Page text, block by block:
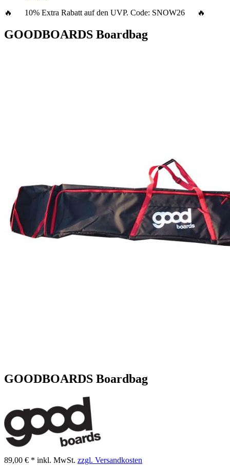
🔥 10% Extra Rabatt auf den UVP. Code: SNOW26 🔥
GOODBOARDS Boardbag
GOODBOARDS Boardbag
89,00 € * inkl. MwSt. zzgl. Versandkosten